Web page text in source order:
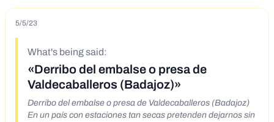
5/5/23
What's being said:
«Derribo del embalse o presa de
Valdecaballeros (Badajoz)»
Derribo del embalse o presa de Valdecaballeros (Badajoz)
En un país con estaciones tan secas pretenden dejarnos sin